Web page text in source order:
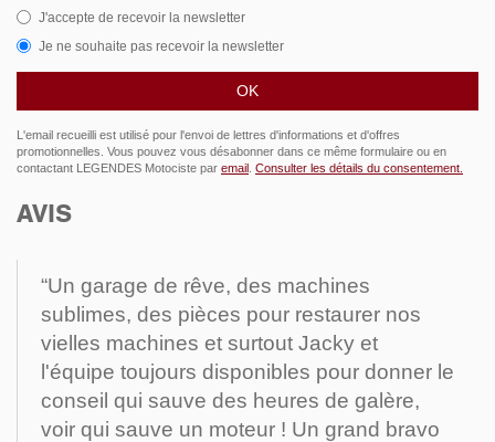
J'accepte de recevoir la newsletter
Je ne souhaite pas recevoir la newsletter
L'email recueilli est utilisé pour l'envoi de lettres d'informations et d'offres
promotionnelles. Vous pouvez vous désabonner dans ce même formulaire ou en
contactant LEGENDES Motociste par email Consulter les détails du consentement.
AVIS
“Un garage de rêve, des machines
sublimes, des pièces pour restaurer nos
vielles machines et surtout Jacky et
l'équipe toujours disponibles pour donner le
conseil qui sauve des heures de galère,
voir qui sauve un moteur ! Un grand bravo